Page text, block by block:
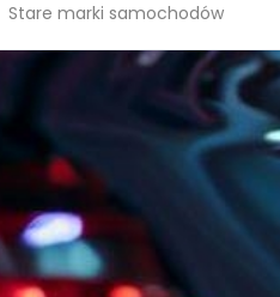
Stare marki samochodów